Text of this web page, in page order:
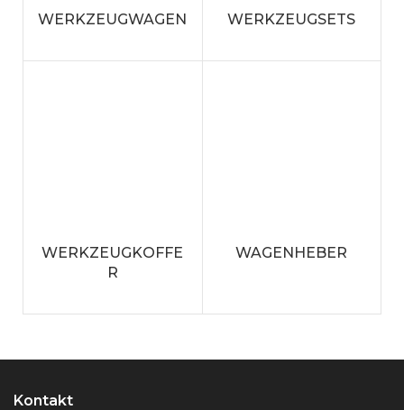
WERKZEUGWAGEN WERKZEUGSETS
WERKZEUGKOFFE
R
WAGENHEBER
Kontakt